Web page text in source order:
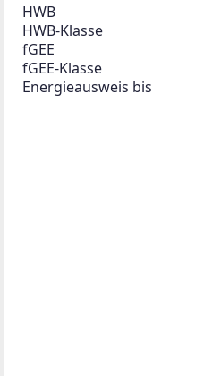
HWB
HWB-Klasse
fGEE
fGEE-Klasse
Energieausweis bis